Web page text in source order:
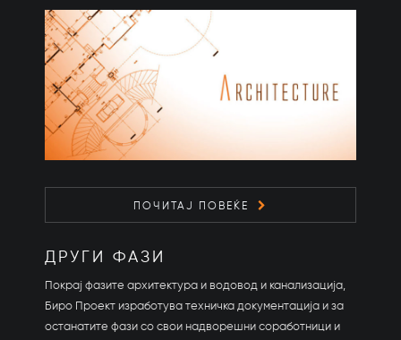
ПОЧИТАЈ ПОВЕЌЕ
ДРУГИ ФАЗИ
Покрај фазите архитектура и водовод и канализација,
Биро Проект изработува техничка документација и за
останатите фази со свои надворешни соработници и